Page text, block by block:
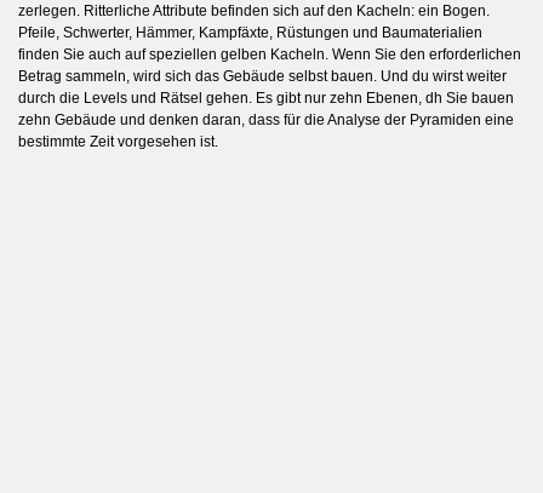
zerlegen. Ritterliche Attribute befinden sich auf den Kacheln: ein Bogen.
Pfeile, Schwerter, Hämmer, Kampfäxte, Rüstungen und Baumaterialien
finden Sie auch auf speziellen gelben Kacheln. Wenn Sie den erforderlichen
Betrag sammeln, wird sich das Gebäude selbst bauen. Und du wirst weiter
durch die Levels und Rätsel gehen. Es gibt nur zehn Ebenen, dh Sie bauen
zehn Gebäude und denken daran, dass für die Analyse der Pyramiden eine
bestimmte Zeit vorgesehen ist.